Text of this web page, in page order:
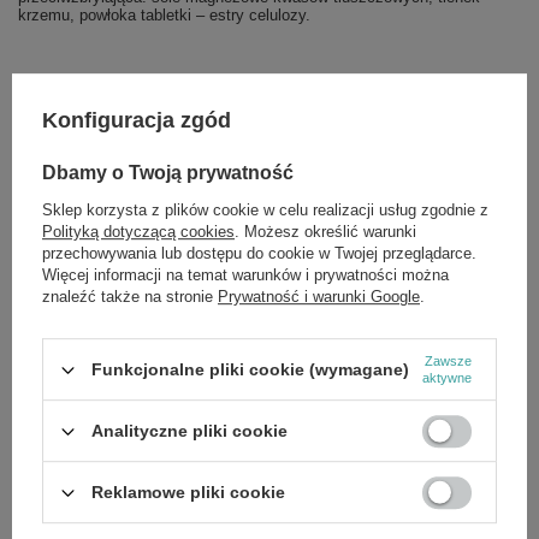
krzemu, powłoka tabletki – estry celulozy.
Marka
Forma Pakowania P
Zobacz również
PROMOCJA
£19.88
Cena regularna: £23.39 -15%
Better Stevia Liquid - 237 ml.
£29.19 / szt.
Konfiguracja zgód
Dbamy o Twoją prywatność
Sklep korzysta z plików cookie w celu realizacji usług zgodnie z
Polityką dotyczącą cookies. Możesz określić warunki
przechowywania lub dostępu do cookie w Twojej przeglądarce.
Więcej informacji na temat warunków i prywatności można
znaleźć także na stronie Prywatność i warunki Google.
Funkcjonalne pliki cookie (wymagane)
Zawsze
aktywne
Analityczne pliki cookie
Reklamowe pliki cookie